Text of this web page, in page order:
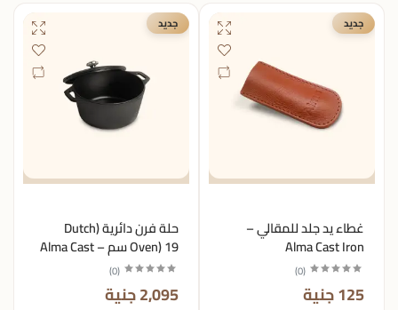
جديد
غطاء يد جلد للمقالي –
Alma Cast Iron
(
0
)
125 جنية
جديد
حلة فرن دائرية (Dutch
Oven) 19 سم – Alma Cast
Iron
(
0
)
2,095 جنية